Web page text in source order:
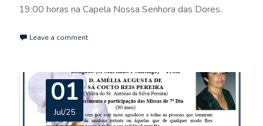
19:00 horas na Capela Nossa Senhora das Dores.
Leave a comment
01
Jul/25